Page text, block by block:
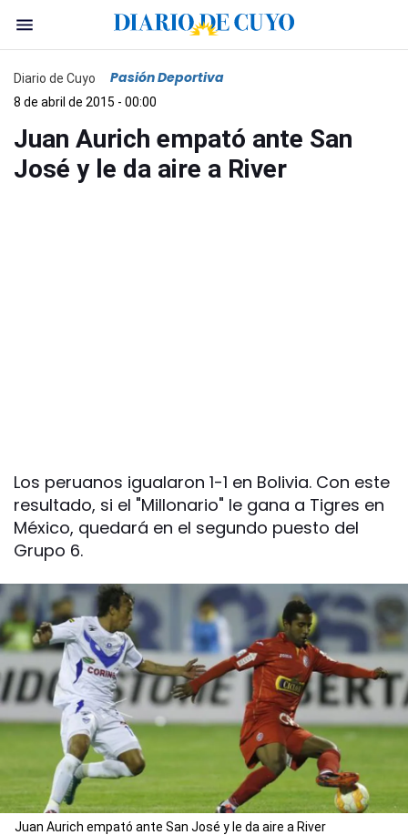
Diario de Cuyo Pasión Deportiva
8 de abril de 2015 - 00:00
Juan Aurich empató ante San
José y le da aire a River
Los peruanos igualaron 1-1 en Bolivia. Con este
resultado, si el "Millonario" le gana a Tigres en
México, quedará en el segundo puesto del
Grupo 6.
Juan Aurich empató ante San José y le da aire a River